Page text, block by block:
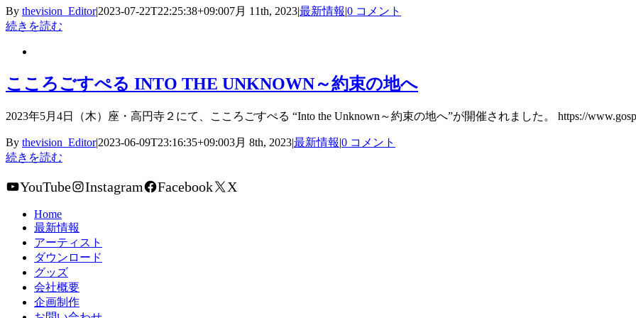
By thevision_Editor|2023-07-22T22:25:38+09:007月 11th, 2023|最新情報|0 コメント
続きを読む
こころごすぺる INTO THE UNKNOWN～約束の地へ
2023年5月4日（木）座・高円寺２にて、こころごすぺる “Into the Unknown～約束の地へ”が開催されました。 https://
By thevision_Editor|2023-06-09T23:16:35+09:003月 8th, 2023|最新情報|0 コメント
続きを読む
YouTube Instagram Facebook X
Home
最新情報
アーティスト
ダウンロード
グッズ
会社概要
企画制作